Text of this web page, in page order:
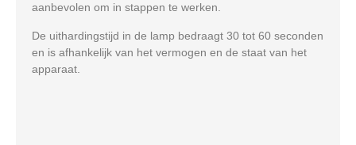
aanbevolen om in stappen te werken.
De uithardingstijd in de lamp bedraagt 30 tot 60 seconden
en is afhankelijk van het vermogen en de staat van het
apparaat.